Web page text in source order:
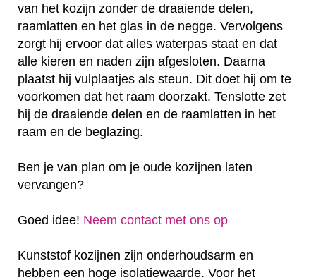
van het kozijn zonder de draaiende delen,
raamlatten en het glas in de negge. Vervolgens
zorgt hij ervoor dat alles waterpas staat en dat
alle kieren en naden zijn afgesloten. Daarna
plaatst hij vulplaatjes als steun. Dit doet hij om te
voorkomen dat het raam doorzakt. Tenslotte zet
hij de draaiende delen en de raamlatten in het
raam en de beglazing.
Ben je van plan om je oude kozijnen laten
vervangen?
Goed idee! Neem contact met ons op
Kunststof kozijnen zijn onderhoudsarm en
hebben een hoge isolatiewaarde. Voor het